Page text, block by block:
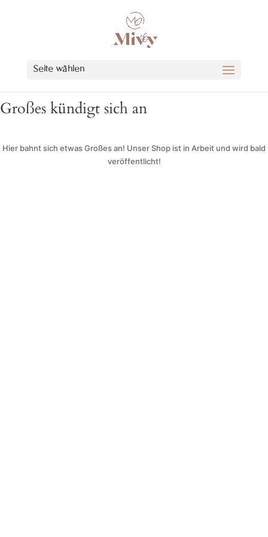
Seite wählen
Großes kündigt sich an
Hier bahnt sich etwas Großes an! Unser Shop ist in Arbeit und wird bald
veröffentlicht!